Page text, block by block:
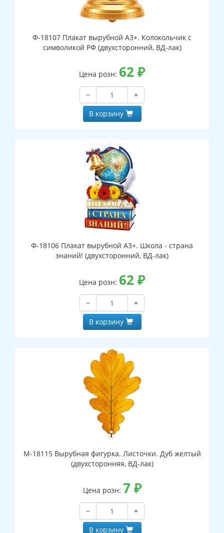
Ф-18107 Плакат вырубной А3+. Колокольчик с
символикой РФ (двухсторонний, ВД-лак)
Цена розн: 62 ₽
−
+
В корзину
Ф-18106 Плакат вырубной А3+. Школа - страна
знаний! (двухсторонний, ВД-лак)
Цена розн: 62 ₽
−
+
В корзину
М-18115 Вырубная фигурка. Листочки. Дуб желтый
(двухсторонняя, ВД-лак)
Цена розн: 7 ₽
−
+
В корзину